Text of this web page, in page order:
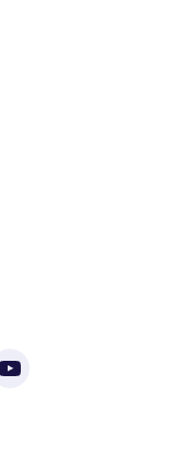
YouTube